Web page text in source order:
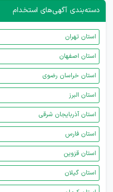
دسته‌بندی آگهی‌های استخدام
استان تهران
استان اصفهان
استان خراسان رضوی
استان البرز
استان آذربایجان شرقی
استان فارس
استان قزوین
استان گیلان